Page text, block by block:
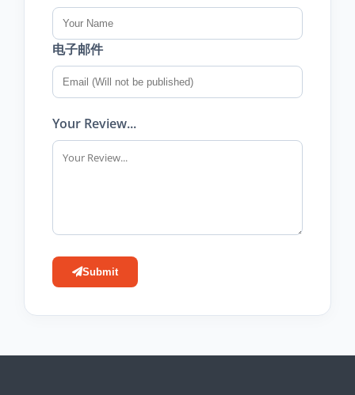
电子邮件
Your Review...
Submit